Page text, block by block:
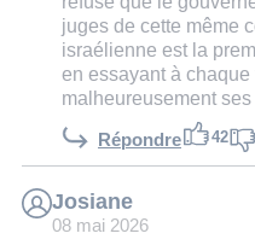
juges de cette même
israélienne est la
en essayant à
malheureusement
Répondre 42
Josiane
08 mai 2026